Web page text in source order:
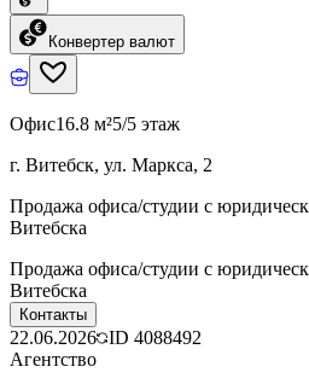
Конвертер валют
Офис16.8 м²5/5 этаж
г. Витебск, ул. Маркса, 2
Продажа офиса/студии с
Витебска
Продажа офиса/студии с
Витебска
Контакты
22.06.2026 ID 4088492
Агентство